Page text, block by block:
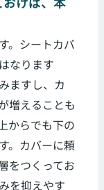
おけば、本
。シートカバ
なります
ますし、カ
増えることも
からでも下の
。カバーに頼
をつくってお
を抑えやす